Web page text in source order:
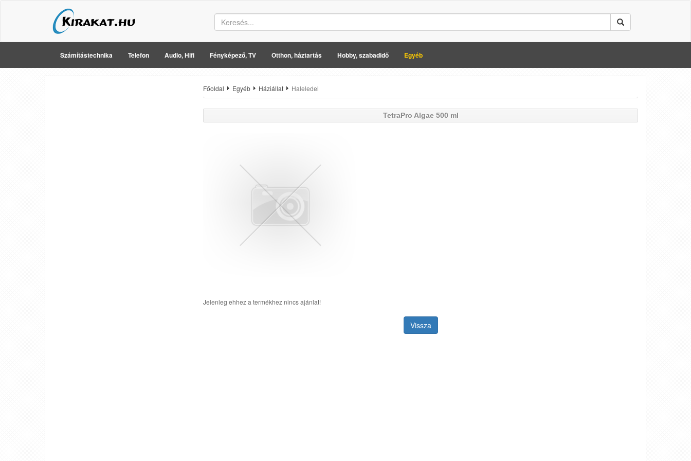
Számítástechnika Telefon Audio, Hifi Fényképező, TV Otthon, háztartás Hobby, szabadidő Egyéb
Főoldal Egyéb Háziállat Haleledel
TetraPro Algae 500 ml
Jelenleg ehhez a termékhez nincs ajánlat!
Vissza